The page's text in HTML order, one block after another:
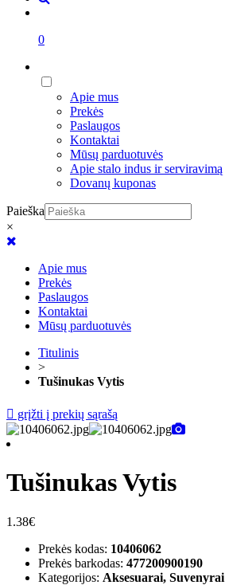
0
Apie mus
Prekės
Paslaugos
Kontaktai
Mūsų parduotuvės
Apie stalo indus ir serviravimą
Dovanų kuponas
Paieška
×
Apie mus
Prekės
Paslaugos
Kontaktai
Mūsų parduotuvės
Titulinis
>
Tušinukas Vytis
grįžti į prekių sąrašą
Tušinukas Vytis
1.38€
Prekės kodas: 10406062
Prekės barkodas: 477200900190
Kategorijos: Aksesuarai, Suvenyrai